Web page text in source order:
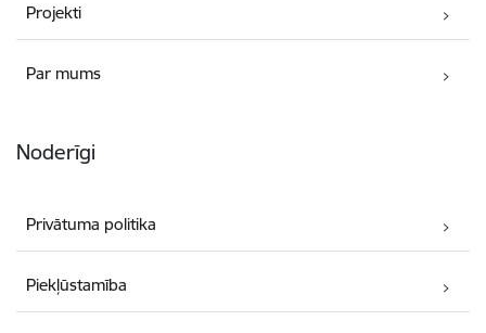
Projekti
Par mums
Noderīgi
Privātuma politika
Piekļūstamība